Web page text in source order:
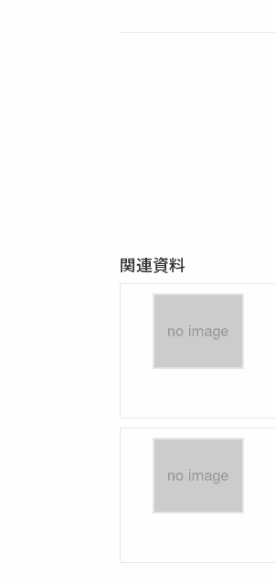
関連資料